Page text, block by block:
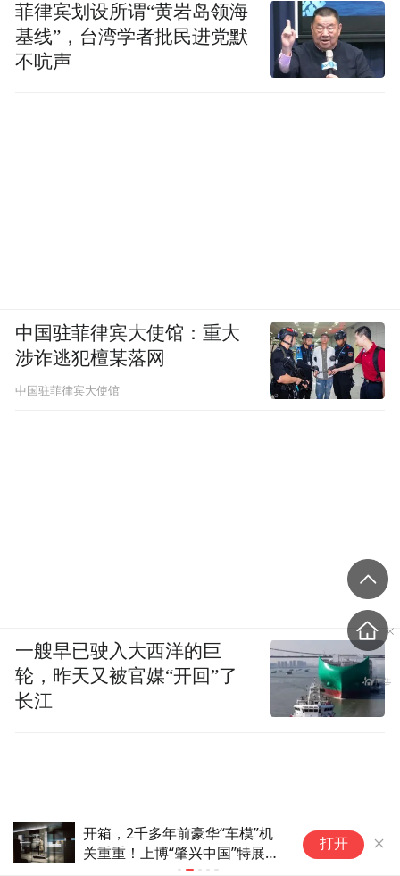
开箱，2千多年前豪华“车模”机
关重重！上博“肇兴中国”特展讲
述秦大一统之路
打开
菲律宾划设所谓“黄岩岛领海
基线”，台湾学者批民进党默
不吭声
中国驻菲律宾大使馆：重大
涉诈逃犯檀某落网
中国驻菲律宾大使馆
一艘早已驶入大西洋的巨
轮，昨天又被官媒“开回”了
长江